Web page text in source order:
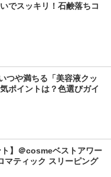
でスッキリ！石鹸落ちコ
つや満ちる「美容液クッ
ポイントは？色選びガイ
ト】＠cosmeベストアワー
マティック スリーピング